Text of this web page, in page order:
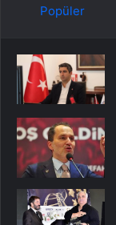
Popüler